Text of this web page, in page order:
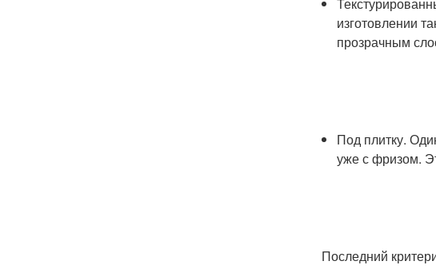
изготовлении
прозрачным
Под плитку.
уже с фризом.
Последний